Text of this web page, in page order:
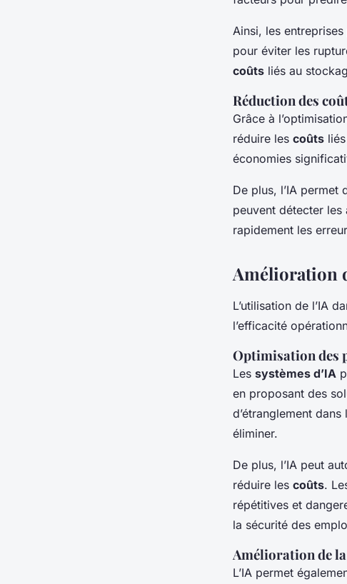
Ainsi, les
pour éviter les
coûts liés au
Réduction des
Grâce à
réduire les coûts
économies
De plus, l’IA permet
peuvent détecter
rapidement les
Amélioration
L’utilisation de l’IA
l’efficacité
Optimisation des
Les systèmes d’IA
en proposant des
d’étranglement dans
éliminer.
De plus, l’IA peut
réduire les coûts.
répétitives et
la sécurité des
Amélioration de
L’IA permet